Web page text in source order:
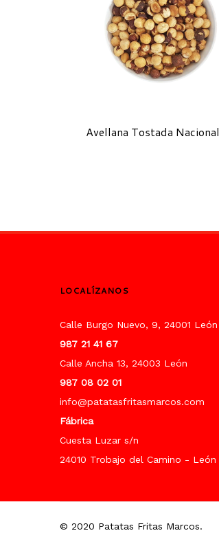
Avellana Tostada Nacional
LOCALÍZANOS
Calle Burgo Nuevo, 9, 24001 León
987 21 41 67
Calle Ancha 13, 24003 León
987 08 02 01
info@patatasfritasmarcos.com
Fábrica
Cuesta Luzar s/n
24010 Trobajo del Camino - León
© 2020 Patatas Fritas Marcos.